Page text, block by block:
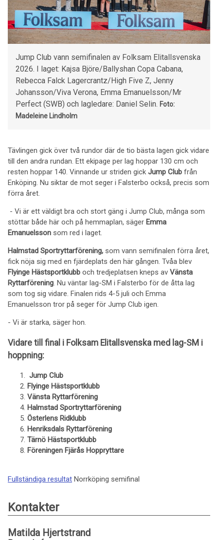
Jump Club vann semifinalen av Folksam Elitallsvenska
2026. I laget: Kajsa Björe/Ballyshan Copa Cabana,
Rebecca Falck Lagercrantz/High Five Z, Jenny
Johansson/Viva Verona, Emma Emanuelsson/Mr
Perfect (SWB) och lagledare: Daniel Selin. Foto:
Madeleine Lindholm
Tävlingen gick över två rundor där de tio bästa lagen gick vidare
till den andra rundan. Ett ekipage per lag hoppar 130 cm och
resten hoppar 140. Vinnande ur striden gick Jump Club från
Enköping. Nu siktar de mot seger i Falsterbo också, precis som
förra året.
- Vi är ett väldigt bra och stort gäng i Jump Club, många som
stöttar både här och på hemmaplan, säger Emma
Emanuelsson som red i laget.
Halmstad Sportryttarförening, som vann semifinalen förra året,
fick nöja sig med en fjärdeplats den här gången. Tvåa blev
Flyinge Hästsportklubb och tredjeplatsen kneps av Vänsta
Ryttarförening. Nu väntar lag-SM i Falsterbo för de åtta lag
som tog sig vidare. Finalen rids 4-5 juli och Emma
Emanuelsson tror på seger för Jump Club igen.
- Vi är starka, säger hon.
Vidare till final i Folksam Elitallsvenska med lag-SM i
hoppning:
Jump Club
Flyinge Hästsportklubb
Vänsta Ryttarförening
Halmstad Sportryttarförening
Österlens Ridklubb
Henriksdals Ryttarförening
Tärnö Hästsportklubb
Föreningen Fjärås Hoppryttare
Fullständiga resultat Norrköping semifinal
Kontakter
Matilda Hjertstrand